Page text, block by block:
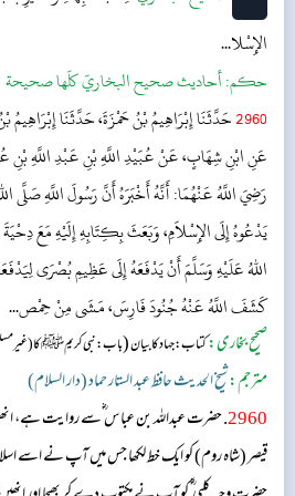
الإِسْلا...
حکم:أحاديث صحيح البخاريّ كلّها صحيحة
2960حَدَّثَنَا إِبْرَاهِيمُ بْنُ حَمْزَةَ، حَدَّثَنَا
عَنِ ابْنِ شِهَابٍ، عَنْ عُبَيْدِ اللَّهِ بْنِ عَبْدِ اللَّهِ
رَضِيَ اللَّهُ عَنْهُمَا: أَنَّهُ أَخْبَرَهُ أَنَّ رَسُولَ اللَّهِ صَلَّى
يَدْعُوهُ إِلَى الإِسْلاَمِ، وَبَعَثَ بِكِتَابِهِ إِلَيْهِ مَعَ
اللهُ عَلَيْهِ وَسَلَّمَ أَنْ يَدْفَعَهُ إِلَى عَظِيمِ بُصْرَى
كَشَفَ اللَّهُ عَنْهُ جُنُودَ فَارِسَ، مَشَى مِنْ حِمْص...
صحیح بخاری:کتاب: جہاد کا بیان(باب : نبی کریم ﷺکا (غیر
مترجم:شیخ الحدیث حافظ عبد الستار حماد (دار السلام)
2960. حضرت عبداللہ بن عباس ؓسے روایت ہے،
قیصر (شاہ روم) کو ایک خط لکھا جس میں آپ نے اسے